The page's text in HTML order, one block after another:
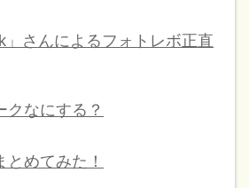
」さんによるフォトレボ正直
クなにする？
めてみた！